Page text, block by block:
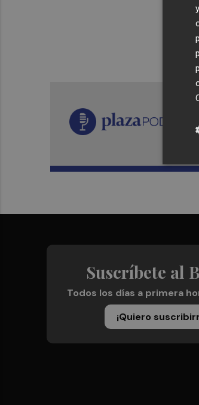
Suscríbete al
Todos los días a primera
¡Quiero